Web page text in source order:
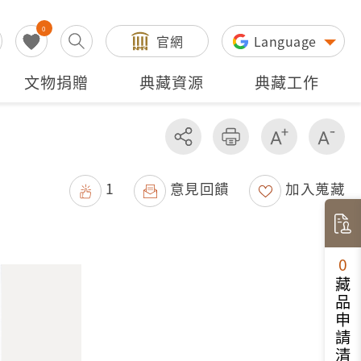
0
官網 Language
文物捐贈 典藏資源 典藏工作
分享 友善列印 增加字級
1 意見回饋 加入蒐藏
0
藏品申請清單